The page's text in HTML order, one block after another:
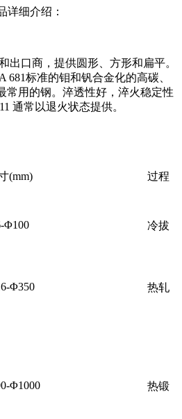
详细介绍：
出口商，提供圆形、方形和扁平。
681标准的钼和钒合金化的高碳、
常用的钢。淬透性好，淬火稳定性
通常以退火状态提供。
(mm) 过程
Φ100 冷拔
Φ350 热轧
Φ1000 热锻